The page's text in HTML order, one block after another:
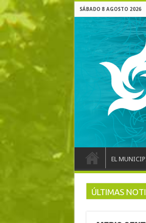
SÁBADO 8 AGOSTO 2026
EL
ÚLTIMAS